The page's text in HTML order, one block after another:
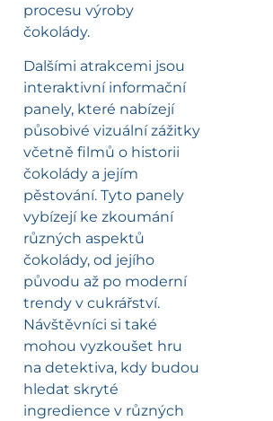
procesu výroby
čokolády.
Dalšími atrakcemi jsou
interaktivní informační
panely, které nabízejí
působivé vizuální zážitky
včetně filmů o historii
čokolády a jejím
pěstování. Tyto panely
vybízejí ke zkoumání
různých aspektů
čokolády, od jejího
původu až po moderní
trendy v cukrářství.
Návštěvníci si také
mohou vyzkoušet hru
na detektiva, kdy budou
hledat skryté
ingredience v různých